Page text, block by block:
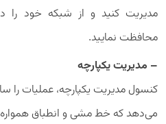
مدیریت کنید و از شبکه خود را
محافظت نمایید.
– مدیریت یکپارچه
کنسول مدیریت یکپارچه، عملیات را
می‌دهد که خط مشی و انطباق همواره